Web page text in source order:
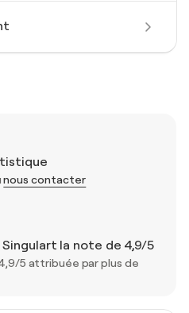
nous contacter
la note de 4,9/5
5 attribuée par plus de